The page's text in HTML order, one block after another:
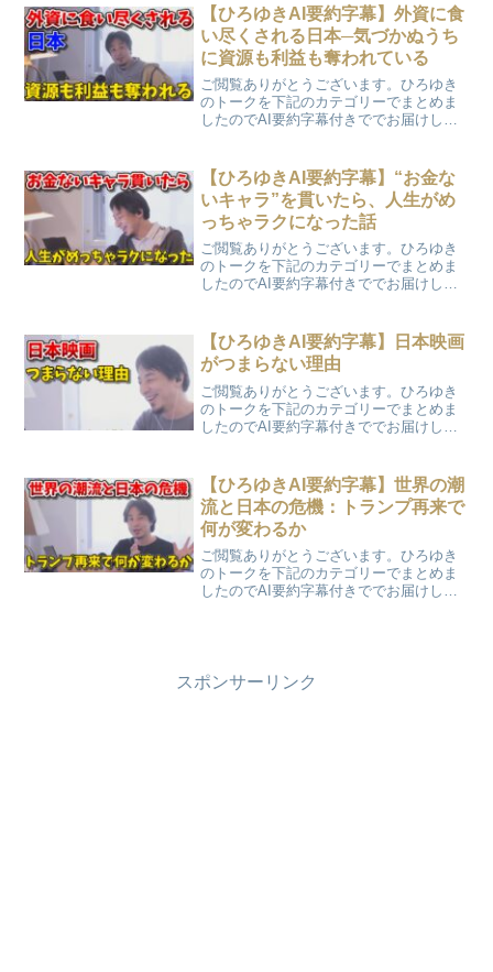
【ひろゆきAI要約字幕】外資に食
い尽くされる日本─気づかぬうち
に資源も利益も奪われている
ご閲覧ありがとうございます。ひろゆき
のトークを下記のカテゴリーでまとめま
したのでAI要約字幕付きででお届けしま
画ぽん太YouTubeに動画を公開している
のでよかったら...
【ひろゆきAI要約字幕】“お金な
いキャラ”を貫いたら、人生がめ
っちゃラクになった話
ご閲覧ありがとうございます。ひろゆき
のトークを下記のカテゴリーでまとめま
したのでAI要約字幕付きででお届けしま
【ひろゆきAI要約字幕】日本映画
がつまらない理由
ご閲覧ありがとうございます。ひろゆき
のトークを下記のカテゴリーでまとめま
したのでAI要約字幕付きででお届けしま
【ひろゆきAI要約字幕】世界の潮
流と日本の危機：トランプ再来で
何が変わるか
ご閲覧ありがとうございます。ひろゆき
のトークを下記のカテゴリーでまとめま
したのでAI要約字幕付きででお届けしま
スポンサーリンク